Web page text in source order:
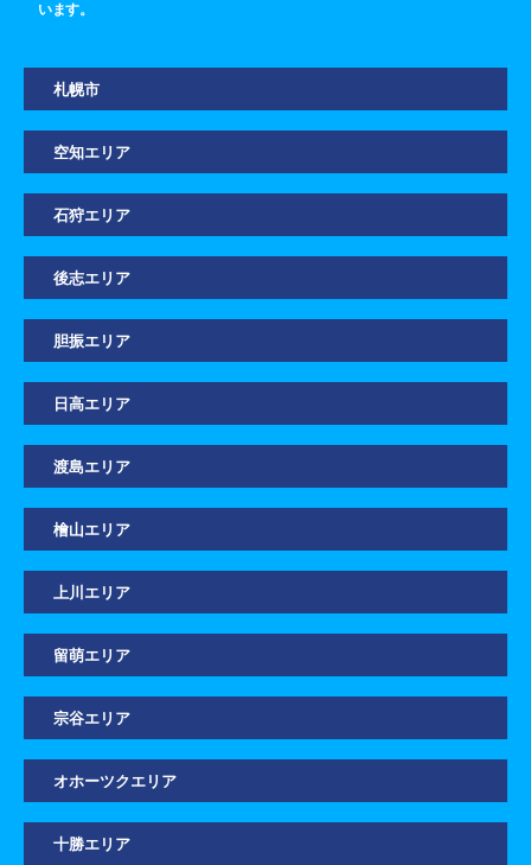
います。
札幌市
空知エリア
石狩エリア
後志エリア
胆振エリア
日高エリア
渡島エリア
檜山エリア
上川エリア
留萌エリア
宗谷エリア
オホーツクエリア
十勝エリア